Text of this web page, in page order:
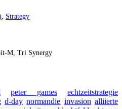
Strategy
M, Tri Synergy
peter games
echtzeitstrategie
d-day normandie invasion alliierte